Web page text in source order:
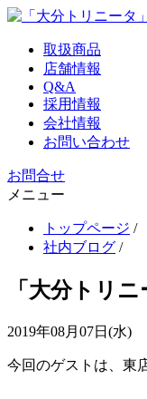
取扱商品
店舗情報
Q&A
採用情報
会社情報
お問い合わせ
お問合せ
メニュー
トップページ /
社内ブログ /
「大分トリ
2019年08月07日(水)
今回のゲストは、東